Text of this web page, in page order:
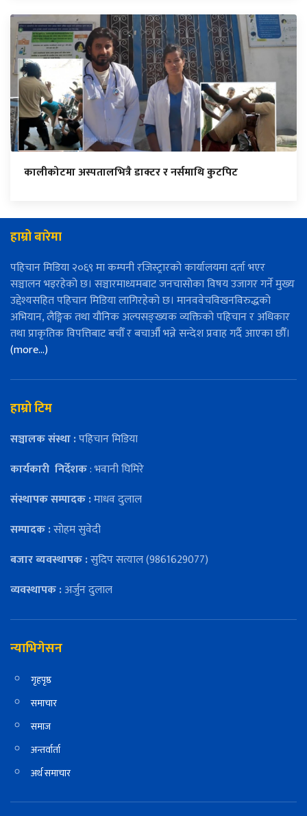
कालीकोटमा अस्पतालभित्रै डाक्टर र नर्समाथि कुटपिट
हाम्रो बारेमा
पहिचान मिडिया २०६९ मा कम्पनी रजिस्ट्रारको कार्यालयमा दर्ता भएर
सञ्चालन भइरहेको छ। सञ्चारमाध्यमबाट जनचासोका विषय उजागर गर्ने मुख्य
उद्देश्यसहित पहिचान मिडिया लागिरहेको छ। मानववेचविखनविरुद्धको
अभियान, लैङ्गिक तथा यौनिक अल्पसङ्ख्यक व्यक्तिको पहिचान र अधिकार
तथा प्राकृतिक विपत्तिबाट बचौँ र बचाऔँ भन्ने सन्देश प्रवाह गर्दै आएका छौँ।
(more…)
हाम्रो टिम
सञ्चालक संस्था :पहिचान मिडिया
कार्यकारी निर्देशक: भवानी घिमिरे
संस्थापक सम्पादक :माधव दुलाल
सम्पादक :सोहम सुवेदी
बजार ब्यवस्थापक :सुदिप सत्याल (9861629077)
व्यवस्थापक :अर्जुन दुलाल
न्याभिगेसन
गृहपृष्ठ
समाचार
समाज
अन्तर्वार्ता
अर्थ समाचार